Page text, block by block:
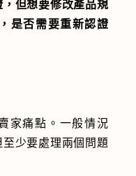
，但想要修改產品規
是否需要重新認證
家痛點。一般情況
少要處理兩個問題